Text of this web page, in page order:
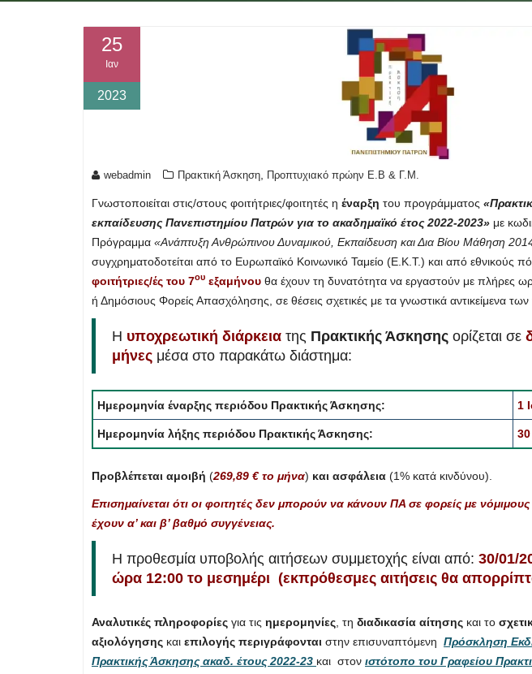
25
Ιαν
2023
webadmin Πρακτική Άσκηση Προπτυχιακό πρώην Ε.Β & Γ.Μ.
Γνωστοποιείται στις/στους φοιτήτριες/φοιτητές η έναρξη του προγράμματος
εκπαίδευσης Πανεπιστημίου Πατρών για το ακαδημαϊκό έτος 2022-2023» με
Πρόγραμμα «Ανάπτυξη Ανθρώπινου Δυναμικού, Εκπαίδευση και Δια Βίου Μάθηση
συγχρηματοδοτείται από το Ευρωπαϊκό Κοινωνικό Ταμείο (Ε.Κ.Τ.) και από εθνικούς
φοιτήτριες/ές του 7ου εξαμήνου θα έχουν τη δυνατότητα να εργαστούν με πλήρες
ή Δημόσιους Φορείς Απασχόλησης, σε θέσεις σχετικές με τα γνωστικά αντικείμενα
Η υποχρεωτική διάρκεια της Πρακτικής Άσκησης ορίζεται σε
μήνες μέσα στο παρακάτω διάστημα:
Ημερομηνία έναρξης περιόδου Πρακτικής Άσκησης: 1
Ημερομηνία λήξης περιόδου Πρακτικής Άσκησης:
Προβλέπεται αμοιβή (269,89 € το μήνα) και ασφάλεια (1% κατά κινδύνου).
Επισημαίνεται ότι οι φοιτητές δεν μπορούν να κάνουν ΠΑ σε φορείς με
έχουν α’ και β’ βαθμό συγγένειας.
Η προθεσμία υποβολής αιτήσεων συμμετοχής είναι από: 30/01/
ώρα 12:00 το μεσημέρι (εκπρόθεσμες αιτήσεις θα
Αναλυτικές πληροφορίες για τις ημερομηνίες , τη διαδικασία αίτησης και το
αξιολόγησης και επιλογής περιγράφονται στην επισυναπτόμενη Πρόσκληση
Πρακτικής Άσκησης ακαδ. έτους 2022-23 και στον ιστότοπο του Γραφείου